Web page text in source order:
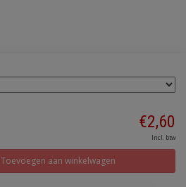
€2,60
Incl. btw
Toevoegen aan winkelwagen